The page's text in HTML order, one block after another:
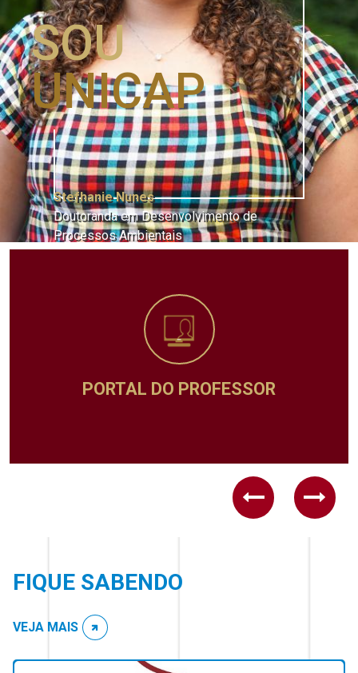
SOU
UNICAP
Stefhanie Nunes
Doutoranda em Desenvolvimento de
Processos Ambientais
PORTAL DO PROFESSOR
Previous
Next
FIQUE SABENDO
VEJA MAIS